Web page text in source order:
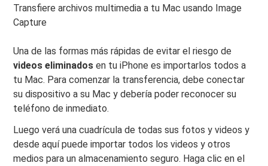
Transfiere archivos multimedia a tu Mac usando Image
Capture
Una de las formas más rápidas de evitar el riesgo de
videos eliminados en tu iPhone es importarlos todos a
tu Mac. Para comenzar la transferencia, debe conectar
su dispositivo a su Mac y debería poder reconocer su
teléfono de inmediato.
Luego verá una cuadrícula de todas sus fotos y videos y
desde aquí puede importar todos los videos y otros
medios para un almacenamiento seguro. Haga clic en el